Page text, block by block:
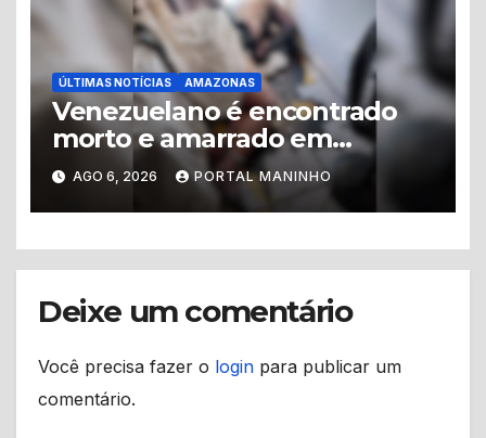
ÚLTIMAS NOTÍCIAS AMAZONAS
Venezuelano é encontrado
morto e amarrado em
apartamento no Centro de
Manaus
AGO 6, 2026 PORTAL MANINHO
Deixe um comentário
Você precisa fazer o login para publicar um
comentário.